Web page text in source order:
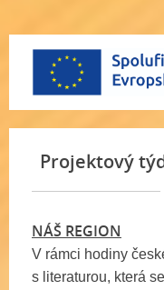
Projektový
NÁŠ REGION
V rámci hodiny
s literaturou, která